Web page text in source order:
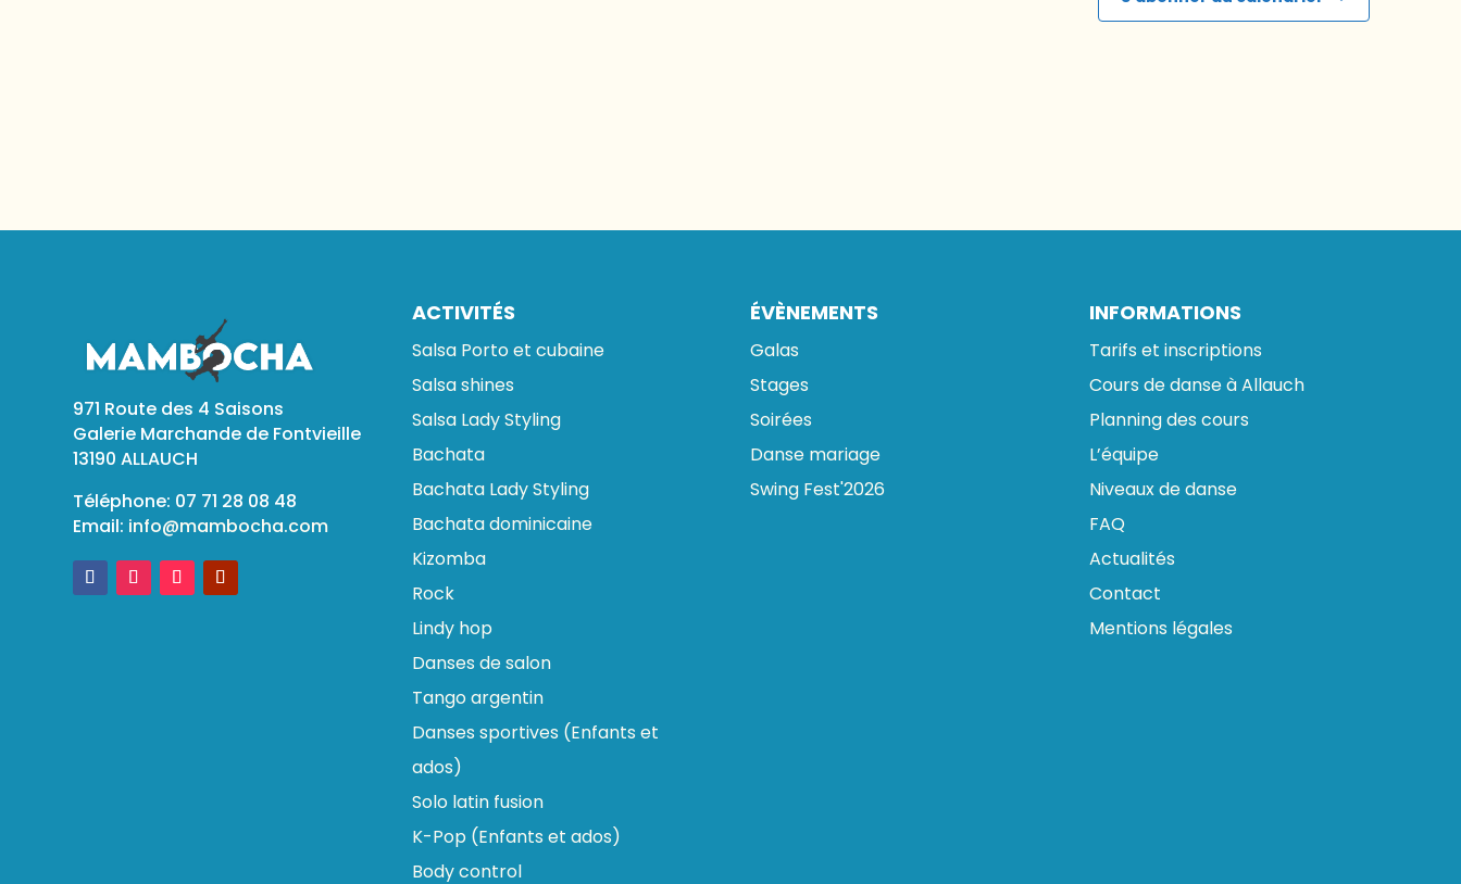
971 Route des 4 Saisons
Galerie Marchande de Fontvieille
13190 ALLAUCH
Téléphone: 07 71 28 08 48
Email: info@mambocha.com
ACTIVITÉS
Salsa Porto et cubaine
Salsa shines
Salsa Lady Styling
Bachata
Bachata Lady Styling
Bachata dominicaine
Kizomba
Rock
Lindy hop
Danses de salon
Tango argentin
Danses sportives (Enfants et
ados)
Solo latin fusion
K-Pop (Enfants et ados)
Body control
ÉVÈNEMENTS
Galas
Stages
Soirées
Danse mariage
Swing Fest'2026
INFORMATIONS
Tarifs et inscriptions
Cours de danse à Allauch
Planning des cours
L’équipe
Niveaux de danse
FAQ
Actualités
Contact
Mentions légales